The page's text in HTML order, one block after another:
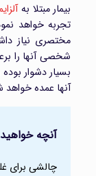
بیمار مبتلا به
تجربه خواهد
مختصری نیاز
شخصی آنها را
بسیار دشوار
آنها عمده خواهد
آنچه
چالشی برای